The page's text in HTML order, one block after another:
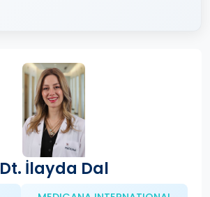
Dt. İlayda Dal